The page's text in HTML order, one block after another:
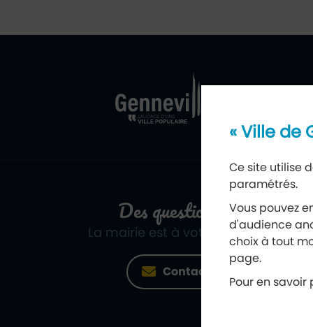
Des questions ?
La mairie est à votre écoute
Contact
« Ville de
Ce site utilise
paramétrés.
Vous pouvez
d'audience
choix à tout
page.
Pour en savoir